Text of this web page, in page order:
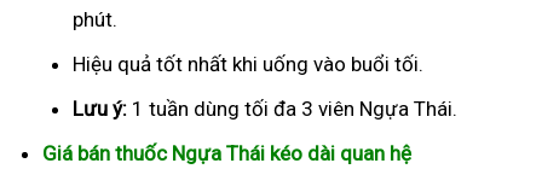
phút.
Hiệu quả tốt nhất khi uống vào buổi tối.
Lưu ý: 1 tuần dùng tối đa 3 viên Ngựa Thái.
Giá bán thuốc Ngựa Thái kéo dài quan hệ